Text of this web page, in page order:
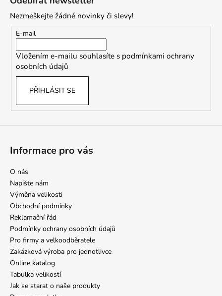
Nezmeškejte žádné novinky či slevy!
E-mail
Vložením e-mailu souhlasíte s podmínkami ochrany
osobních údajů
PŘIHLÁSIT SE
Informace pro vás
O nás
Napište nám
Výměna velikosti
Obchodní podmínky
Reklamační řád
Podmínky ochrany osobních údajů
Pro firmy a velkoodběratele
Zakázková výroba pro jednotlivce
Online katalog
Tabulka velikostí
Jak se starat o naše produkty